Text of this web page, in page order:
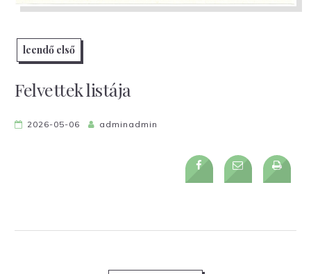
leendő első
Felvettek listája
2026-05-06 adminadmin